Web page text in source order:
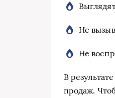
Не
Не
В
продаж.